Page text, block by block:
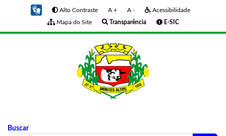
Alto Contraste A + A -
Acessibilidade
Mapa do Site
Transparência E-SIC
Buscar